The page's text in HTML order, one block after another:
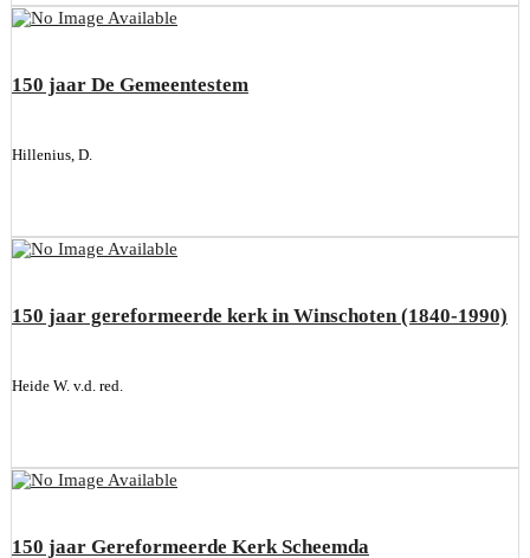
150 jaar De Gemeentestem
Hillenius, D.
150 jaar gereformeerde kerk in Winschoten (1840-1990)
Heide W. v.d. red.
150 jaar Gereformeerde Kerk Scheemda